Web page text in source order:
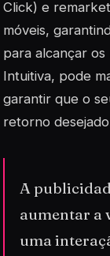
Click) e
móveis,
para alcançar
Intuitiva, pode
garantir que o
retorno
A
aumentar a
uma